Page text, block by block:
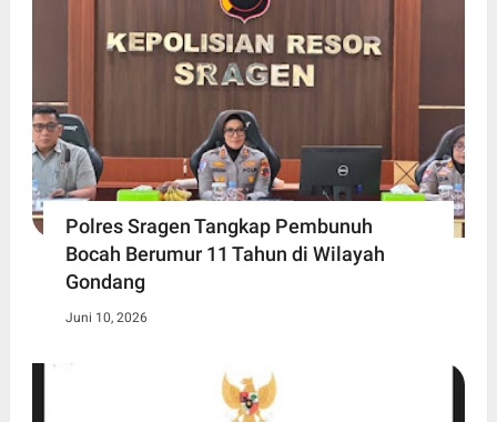
Polres Sragen Tangkap Pembunuh
Bocah Berumur 11 Tahun di Wilayah
Gondang
Juni 10, 2026